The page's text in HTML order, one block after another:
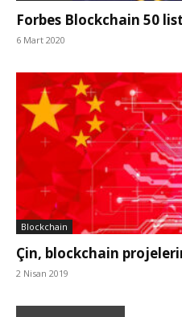
Forbes Blockchain 50
6 Mart 2020
Blockchain
Çin, blockchain
2 Nisan 2019